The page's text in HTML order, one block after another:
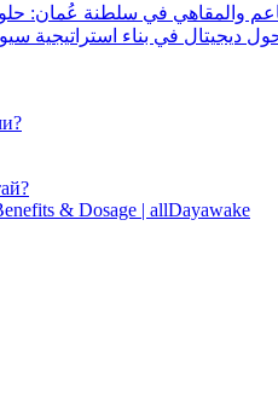
والمقاهي في سلطنة عُمان:
ديجيتال في بناء استراتيجية
& Dosage | allDayawake